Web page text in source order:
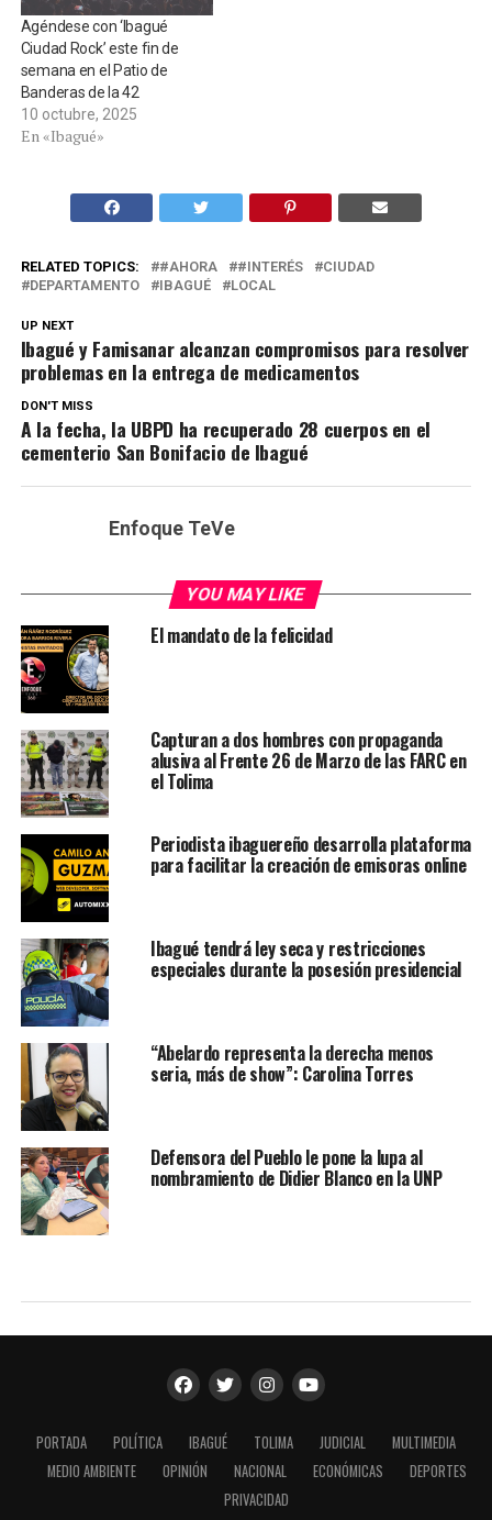
Agéndese con ‘Ibagué
Ciudad Rock’ este fin de
semana en el Patio de
Banderas de la 42
10 octubre, 2025
En «Ibagué»
RELATED TOPICS: #AHORA #INTERÉS
CIUDAD
DEPARTAMENTO
IBAGUÉ LOCAL
UP NEXT
Ibagué y Famisanar alcanzan compromisos para resolver
problemas en la entrega de medicamentos
DON'T MISS
A la fecha, la UBPD ha recuperado 28 cuerpos en el
cementerio San Bonifacio de Ibagué
Enfoque TeVe
YOU MAY LIKE
El mandato de la felicidad
Capturan a dos hombres con propaganda
alusiva al Frente 26 de Marzo de las FARC en
el Tolima
Periodista ibaguereño desarrolla plataforma
para facilitar la creación de emisoras online
Ibagué tendrá ley seca y restricciones
especiales durante la posesión presidencial
“Abelardo representa la derecha menos
seria, más de show”: Carolina Torres
Defensora del Pueblo le pone la lupa al
nombramiento de Didier Blanco en la UNP
PORTADA POLÍTICA IBAGUÉ TOLIMA JUDICIAL
MULTIMEDIA
MEDIO AMBIENTE
OPINIÓN NACIONAL ECONÓMICAS
DEPORTES
PRIVACIDAD